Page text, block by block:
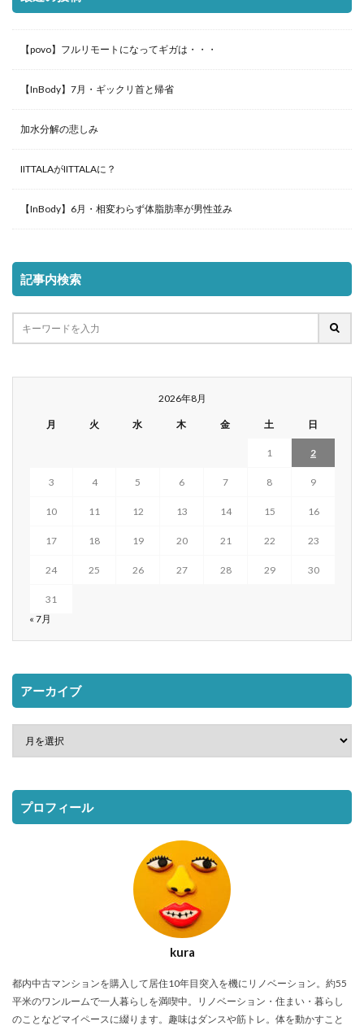
【povo】フルリモートになってギガは・・・
【InBody】7月・ギックリ首と帰省
加水分解の悲しみ
IITTALAがIITTALAに？
【InBody】6月・相変わらず体脂肪率が男性並み
記事内検索
2026年8月
月 火 水 木 金 土 日
1 2
3 4 5 6 7 8 9
10 11 12 13 14 15 16
17 18 19 20 21 22 23
24 25 26 27 28 29 30
31
« 7月
アーカイブ
プロフィール
kura
都内中古マンションを購入して居住10年目突入を機にリノベーション。約55
平米のワンルームで一人暮らしを満喫中。リノベーション・住まい・暮らし
のことなどマイペースに綴ります。趣味はダンスや筋トレ。体を動かすこと